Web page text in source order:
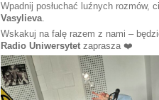
Wpadnij posłuchać luźnych rozmów,
Vasylieva.
Wskakuj na falę razem z nami –
Radio Uniwersytet zaprasza ❤️